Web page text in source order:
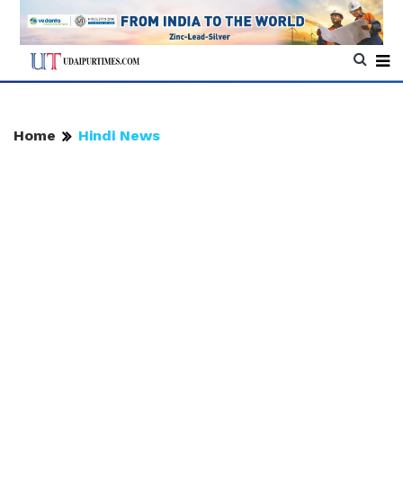
Home Hindi News